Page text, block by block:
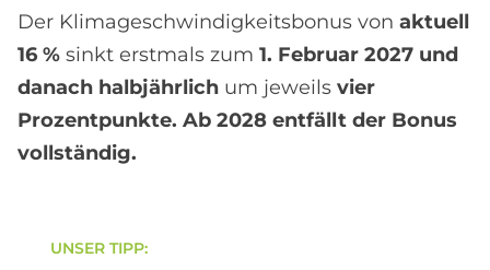
Der Klimageschwindigkeitsbonus von aktuell
16 % sinkt erstmals zum 1. Februar 2027 und
danach halbjährlich um jeweils vier
Prozentpunkte. Ab 2028 entfällt der Bonus
vollständig.
UN­SER TIPP: